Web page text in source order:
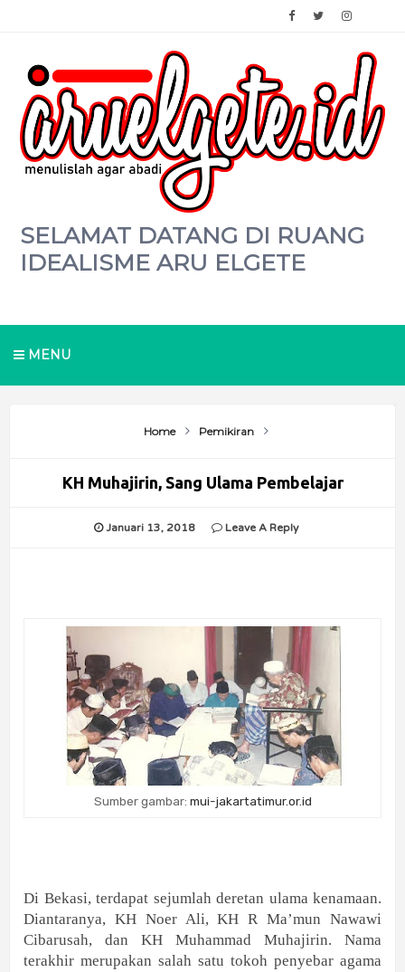
SELAMAT DATANG DI RUANG
IDEALISME ARU ELGETE
MENU
Home Pemikiran
KH Muhajirin, Sang Ulama Pembelajar
Januari 13, 2018 Leave A Reply
Sumber gambar: mui-jakartatimur.or.id
Di Bekasi, terdapat sejumlah deretan ulama kenamaan.
Diantaranya, KH Noer Ali, KH R Ma’mun Nawawi
Cibarusah, dan KH Muhammad Muhajirin. Nama
terakhir merupakan salah satu tokoh penyebar agama